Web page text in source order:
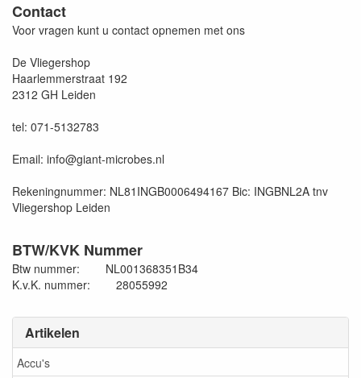
Artikelen
Accu's
Contact
Voor vragen kunt u contact opnemen met ons
De Vliegershop
Haarlemmerstraat 192
2312 GH Leiden
tel: 071-5132783
Email: info@giant-microbes.nl
Rekeningnummer: NL81INGB0006494167 Bic: INGBNL2A tnv
Vliegershop Leiden
BTW/KVK Nummer
Btw nummer: NL001368351B34
K.v.K. nummer: 28055992